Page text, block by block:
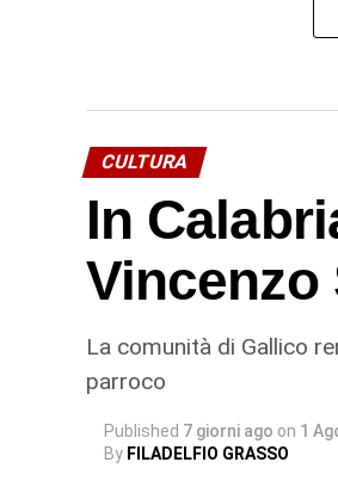
CULTURA
In
Vincenzo
La comunità di Gallico
parroco
Published 7 giorni ago on 1
By FILADELFIO GRASSO